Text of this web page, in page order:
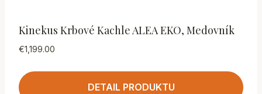
Kinekus Krbové Kachle ALEA EKO, Medovník
€1,199.00
DETAIL PRODUKTU